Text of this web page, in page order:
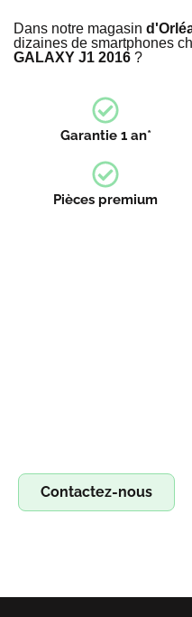
Dans notre magasin
dizaines de smartphones
GALAXY J1 2016 ?
Garantie 1 an*
Pièces premium
Contactez-nous